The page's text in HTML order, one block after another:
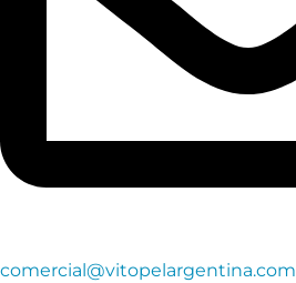
comercial@vitopelargentina.com​